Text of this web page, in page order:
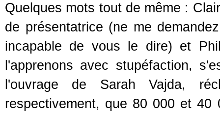
Quelques mots tout de même :
de présentatrice (ne me
incapable de vous le dire) et
l'apprenons avec stupéfaction,
l'ouvrage de Sarah Vajda,
respectivement, que 80 000 et